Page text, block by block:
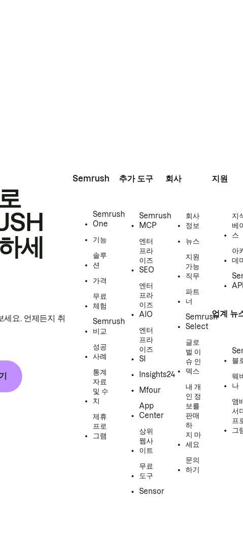
세
세요. 언제든지 취
Semrush
Semrush
One
기능
솔루
션
가격
무료
체험
Semrush
비교
성공
사례
통계
자료
및 수
치
제휴
프로
그램
추가 도구
Semrush
MCP
엔터
프라
이즈
SEO
엔터
프라
이즈
AIO
엔터
프라
이즈
SI
Insights24
Mfour
App
Center
상위
웹사
이트
무료
도구
Sensor
회사
회사
정보
뉴스
지원
가능
직무
파트
너
Semrush
Select
글로
벌 이
슈 인
덱스
내 개
인 정
보를
판매
하
지 마
세요
문의
하기
지원
지
베
스
아
데
업계 뉴
블
웨
나
앰
서
프
그